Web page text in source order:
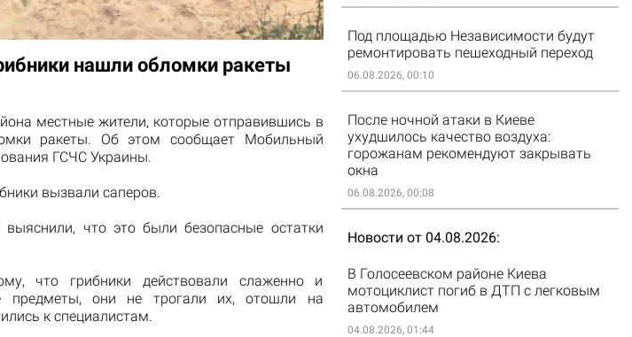
нашли обломки ракеты
местные жители, которые отправившись в
ракеты. Об этом сообщает Мобильный
ГСЧС Украины.
вызвали саперов.
что это были безопасные остатки
что грибники действовали слаженно и
предметы, они не трогали их, отошли на
к специалистам.
Под площадью Независимости будут
ремонтировать пешеходный переход
06.08.2026, 00:10
После ночной атаки в Киеве
ухудшилось качество воздуха:
горожанам рекомендуют закрывать
окна
06.08.2026, 00:08
Новости от 04.08.2026
В Голосеевском районе Киева
мотоциклист погиб в ДТП с легковым
автомобилем
04.08.2026, 01:44